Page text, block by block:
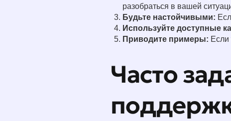
разобраться в вашей
Будьте настойчивыми:
Используйте доступные
Приводите примеры: Если
Часто